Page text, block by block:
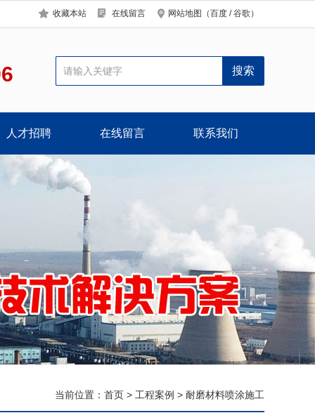
收藏本站 在线留言 网站地图 （百度 /谷歌 ）
人才招聘 在线留言 联系我们
当前位置： 首页 > 工程案例 > 耐磨材料喷涂施工